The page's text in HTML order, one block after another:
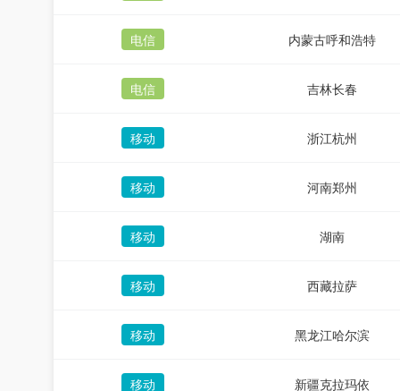
电信 内蒙古呼和浩特
电信 吉林长春
移动 浙江杭州
移动 河南郑州
移动 湖南
移动 西藏拉萨
移动 黑龙江哈尔滨
移动 新疆克拉玛依